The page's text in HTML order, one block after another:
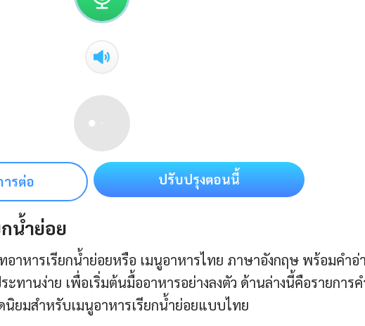
ารต่อ ปรับปรุงตอนนี้
น้ำย่อย
อาหารเรียกน้ำย่อยหรือ เมนูอาหารไทย ภาษาอังกฤษ พร้อมคำอ่
ทานง่าย เพื่อเริ่มต้นมื้ออาหารอย่างลงตัว ด้านล่างนี้คือรายการ
ยมสำหรับเมนูอาหารเรียกน้ำย่อยแบบไทย